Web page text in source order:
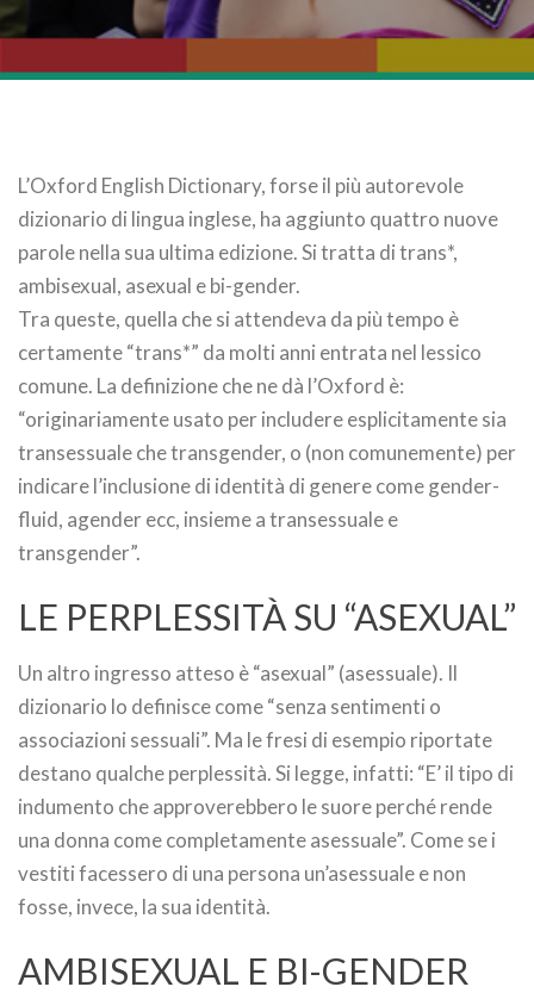
L’Oxford English Dictionary, forse il più autorevole
dizionario di lingua inglese, ha aggiunto quattro nuove
parole nella sua ultima edizione. Si tratta di trans*,
ambisexual, asexual e bi-gender.
Tra queste, quella che si attendeva da più tempo è
certamente “trans*” da molti anni entrata nel lessico
comune. La definizione che ne dà l’Oxford è:
“originariamente usato per includere esplicitamente sia
transessuale che transgender, o (non comunemente) per
indicare l’inclusione di identità di genere come gender-
fluid, agender ecc, insieme a transessuale e
transgender”.
LE PERPLESSITÀ SU “ASEXUAL”
Un altro ingresso atteso è “asexual” (asessuale). Il
dizionario lo definisce come “senza sentimenti o
associazioni sessuali”. Ma le fresi di esempio riportate
destano qualche perplessità. Si legge, infatti: “E’ il tipo di
indumento che approverebbero le suore perché rende
una donna come completamente asessuale”. Come se i
vestiti facessero di una persona un’asessuale e non
fosse, invece, la sua identità.
AMBISEXUAL E BI-GENDER